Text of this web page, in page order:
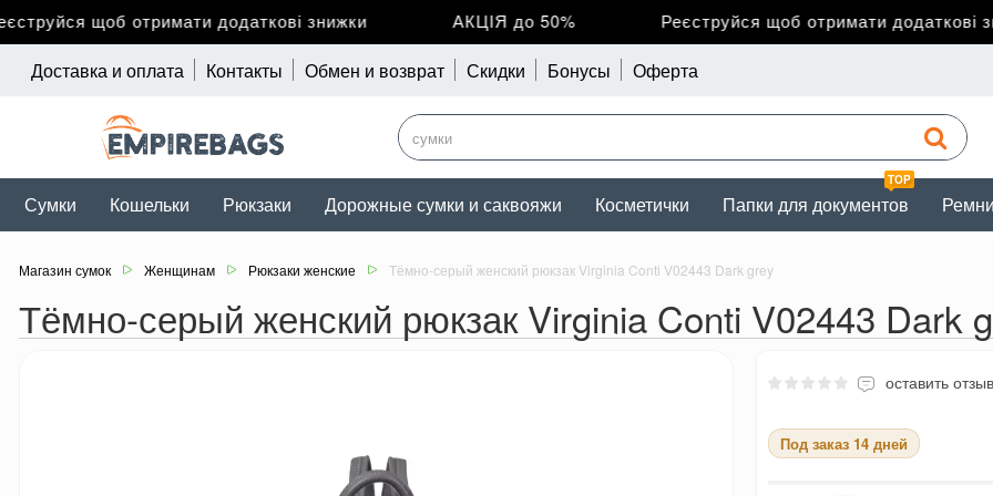
щоб отримати додаткові знижки АКЦІЯ до 50% Реєструйся щоб отримати додаткові
Доставка и оплата Контакты Обмен и возврат Скидки Бонусы Оферта
Сумки Кошельки Рюкзаки Дорожные сумки и саквояжи Косметички
TOP
Папки для документов Ремни
Магазин сумок Женщинам Рюкзаки женские Тёмно-серый женский рюкзак Virginia Conti V02443 Dark grey
Тёмно-серый женский рюкзак Virginia Conti V02443 Dark
оставить отзыв
Под заказ 14 дней